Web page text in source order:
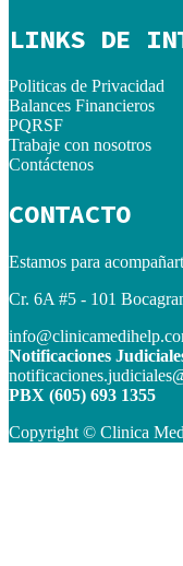
LINKS DE
Politicas de Privacidad
Balances Financieros
PQRSF
Trabaje con nosotros
Contáctenos
CONTACTO
Estamos para
Cr. 6A #5 - 101
Notificaciones
PBX (605) 693 1355
Copyright © Clinica